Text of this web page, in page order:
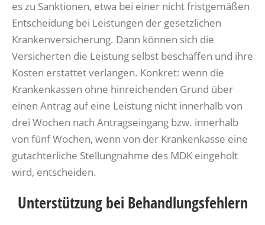
es zu Sanktionen, etwa bei einer nicht fristgemäßen
Entscheidung bei Leistungen der gesetzlichen
Krankenversicherung. Dann können sich die
Versicherten die Leistung selbst beschaffen und ihre
Kosten erstattet verlangen. Konkret: wenn die
Krankenkassen ohne hinreichenden Grund über
einen Antrag auf eine Leistung nicht innerhalb von
drei Wochen nach Antragseingang bzw. innerhalb
von fünf Wochen, wenn von der Krankenkasse eine
gutachterliche Stellungnahme des MDK eingeholt
wird, entscheiden.
Unterstützung bei Behandlungsfehlern